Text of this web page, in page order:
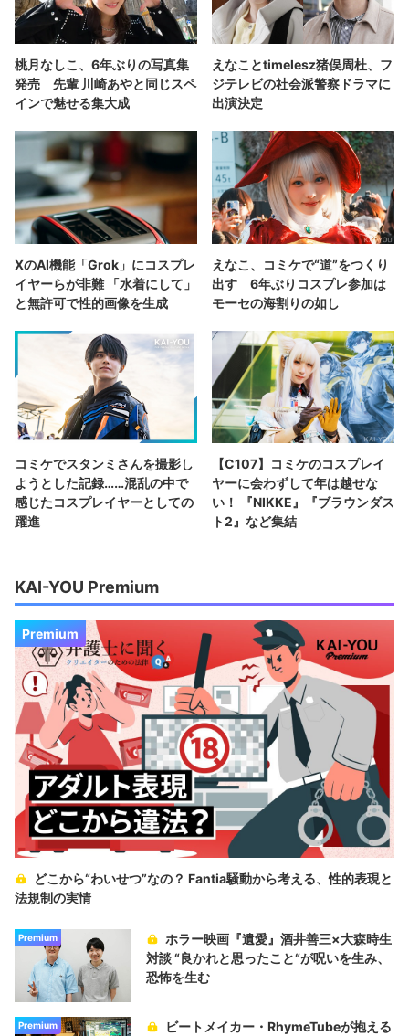
桃月なしこ、6年ぶりの写真集
発売 先輩 川崎あやと同じスペ
インで魅せる集大成
えなことtimelesz猪俣周杜、フ
ジテレビの社会派警察ドラマに
出演決定
XのAI機能「Grok」にコスプレ
イヤーらが非難 「水着にして」
と無許可で性的画像を生成
えなこ、コミケで“道”をつくり
出す 6年ぶりコスプレ参加は
モーセの海割りの如し
コミケでスタンミさんを撮影し
ようとした記録……混乱の中で
感じたコスプレイヤーとしての
躍進
【C107】コミケのコスプレイ
ヤーに会わずして年は越せな
い！ 『NIKKE』『ブラウンダス
ト2』など集結
KAI-YOU Premium
Premium
どこから“わいせつ”なの？ Fantia騒動から考える、性的表現と
法規制の実情
Premium
ホラー映画『遺愛』酒井善三×大森時生
対談 “良かれと思ったこと“が呪いを生み、
恐怖を生む
Premium
ビートメイカー・RhymeTubeが抱える